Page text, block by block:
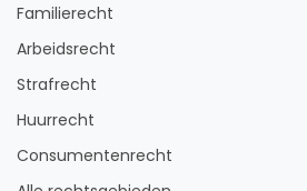
Familierecht
Arbeidsrecht
Strafrecht
Huurrecht
Consumentenrecht